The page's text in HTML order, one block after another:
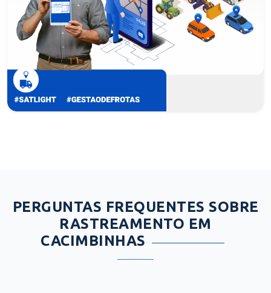
PERGUNTAS FREQUENTES SOBRE
RASTREAMENTO EM
CACIMBINHAS